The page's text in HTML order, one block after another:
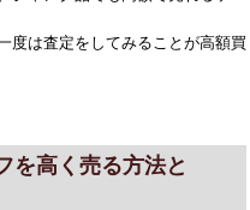
度は査定をしてみることが高額買
を高く売る方法と